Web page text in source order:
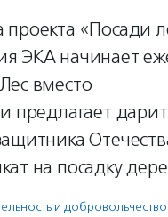
«Посади
ЭКА начинает
вместо
предлагает
на посадку
и доброволь­чест­во